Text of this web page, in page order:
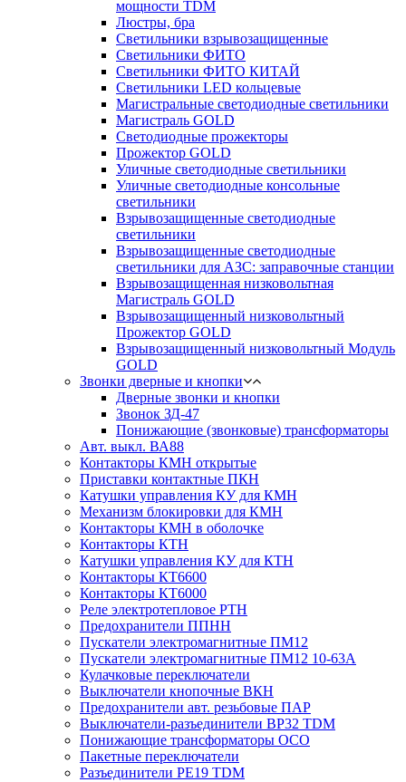
мощности TDM
Люстры, бра
Светильники взрывозащищенные
Светильники ФИТО
Светильники ФИТО КИТАЙ
Светильники LED кольцевые
Магистральные светодиодные светильники
Магистраль GOLD
Светодиодные прожекторы
Прожектор GOLD
Уличные светодиодные светильники
Уличные светодиодные консольные
светильники
Взрывозащищенные светодиодные
светильники
Взрывозащищенные светодиодные
светильники для АЗС: заправочные станции
Взрывозащищенная низковольтная
Магистраль GOLD
Взрывозащищенный низковольтный
Прожектор GOLD
Взрывозащищенный низковольтный Модуль
GOLD
Звонки дверные и кнопки
Дверные звонки и кнопки
Звонок ЗД-47
Понижающие (звонковые) трансформаторы
Авт. выкл. ВА88
Контакторы КМН открытые
Приставки контактные ПКН
Катушки управления КУ для КМН
Механизм блокировки для КМН
Контакторы КМН в оболочке
Контакторы КТН
Катушки управления КУ для КТН
Контакторы КТ6600
Контакторы КТ6000
Реле электротепловое РТН
Предохранители ППНН
Пускатели электромагнитные ПМ12
Пускатели электромагнитные ПМ12 10-63А
Кулачковые переключатели
Выключатели кнопочные ВКН
Предохранители авт. резьбовые ПАР
Выключатели-разъединители ВР32 TDM
Понижающие трансформаторы ОСО
Пакетные переключатели
Разъединители РЕ19 TDM